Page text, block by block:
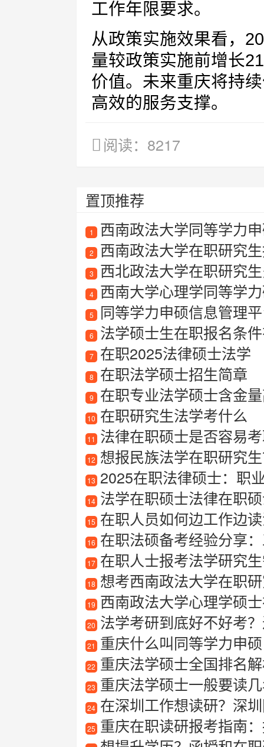
工作年限要求。
从政策实施效果看，
量较政策实施前增长
价值。未来重庆将持
高效的服务支撑。
阅读：8217
置顶推荐
1 西南政法大学同等学力
2 西南政法大学在职研究
3 西北政法大学在职研究
4 西南大学心理学同等学
5 同等学力申硕信息管理
6 法学硕士生在职报名条
7 在职2025法律硕士法学
8 在职法学硕士招生简章
9 在职专业法学硕士含金
10 在职研究生法学考什么
11 法律在职硕士是否容易
12 想报民族法学在职研究
13 2025在职法律硕士：职
14 法学在职硕士法律在职
15 在职人员如何边工作边
16 在职法硕备考经验分享
17 在职人士报考法学研究
18 想考西南政法大学在职研究生
19 西南政法大学心理学硕
20 法学考研到底好不好考
21 重庆什么叫同等学力申硕
22 重庆法学硕士全国排名
23 重庆法学硕士一般要读
24 在深圳工作想读研？深
25 重庆在职读研报考指南